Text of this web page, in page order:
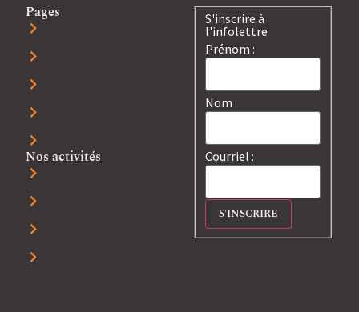
Pages
Nos activités
S'inscrire à
l'infolettre
Prénom :
Nom :
Courriel :